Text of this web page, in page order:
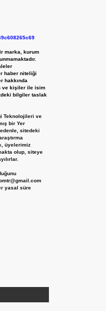
marka, kurum
haber niteliği
hakkında
ve kişiler ile isim
bilgiler taslak
Teknolojileri ve
bir Yer
sitedeki
üyelerimiz
olup, siteye
yasal süre